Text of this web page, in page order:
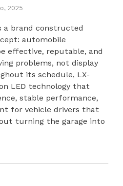
2025
a brand constructed
automobile
effective, reputable, and
problems, not display
its schedule, LX-
LED technology that
stable performance,
for vehicle drivers that
turning the garage into